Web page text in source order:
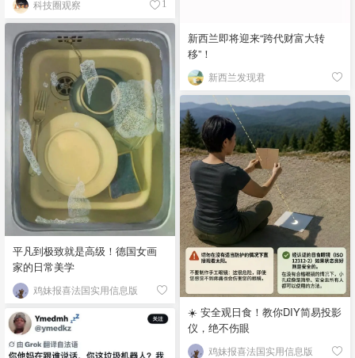
科技圈观察 1
新西兰即将迎来“跨代财富大转
移”！
新西兰发现君
平凡到极致就是高级！德国女画
家的日常美学
鸡妹报喜法国实用信息版
☀️ 安全观日食！教你DIY简易投影
仪，绝不伤眼
鸡妹报喜法国实用信息版